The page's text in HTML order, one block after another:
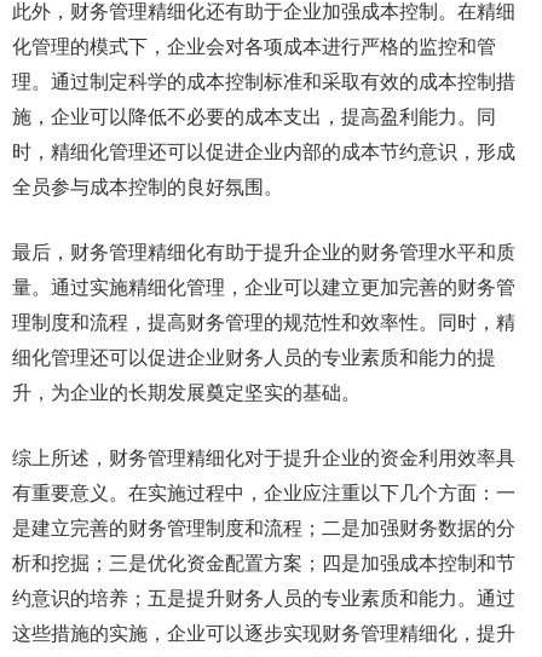
此外，财务管理精细化还有助于企业加强成本控制。在精细
化管理的模式下，企业会对各项成本进行严格的监控和管
理。通过制定科学的成本控制标准和采取有效的成本控制措
施，企业可以降低不必要的成本支出，提高盈利能力。同
时，精细化管理还可以促进企业内部的成本节约意识，形成
全员参与成本控制的良好氛围。
最后，财务管理精细化有助于提升企业的财务管理水平和质
量。通过实施精细化管理，企业可以建立更加完善的财务管
理制度和流程，提高财务管理的规范性和效率性。同时，精
细化管理还可以促进企业财务人员的专业素质和能力的提
升，为企业的长期发展奠定坚实的基础。
综上所述，财务管理精细化对于提升企业的资金利用效率具
有重要意义。在实施过程中，企业应注重以下几个方面：一
是建立完善的财务管理制度和流程；二是加强财务数据的分
析和挖掘；三是优化资金配置方案；四是加强成本控制和节
约意识的培养；五是提升财务人员的专业素质和能力。通过
这些措施的实施，企业可以逐步实现财务管理精细化，提升